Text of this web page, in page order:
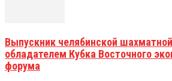
Выпускник челябинской
обладателем Кубка Восточного
форума